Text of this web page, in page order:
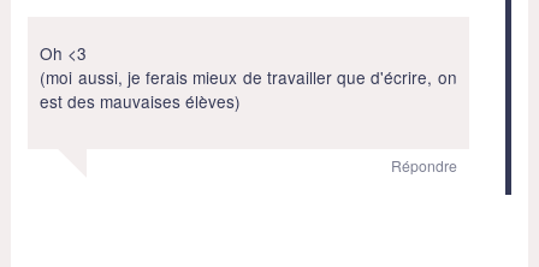
Oh <3
(moi aussi, je ferais mieux de travailler que d'écrire, on
est des mauvaises élèves)
Répondre